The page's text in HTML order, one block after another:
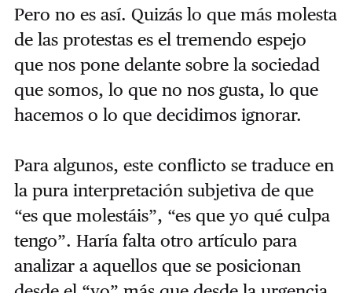
Pero no es así. Quizás lo que más molesta
de las protestas es el tremendo espejo
que nos pone delante sobre la sociedad
que somos, lo que no nos gusta, lo que
hacemos o lo que decidimos ignorar.
Para algunos, este conflicto se traduce en
la pura interpretación subjetiva de que
“es que molestáis”, “es que yo qué culpa
tengo”. Haría falta otro artículo para
analizar a aquellos que se posicionan